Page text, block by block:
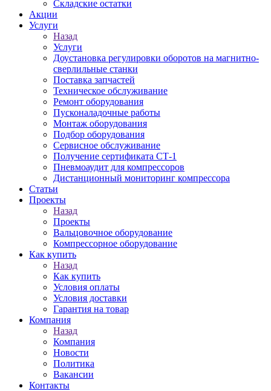
Складские остатки
Акции
Услуги
Назад
Услуги
Доустановка регулировки оборотов на магнитно-
сверлильные станки
Поставка запчастей
Техническое обслуживание
Ремонт оборудования
Пусконаладочные работы
Монтаж оборудования
Подбор оборудования
Сервисное обслуживание
Получение сертификата СТ-1
Пневмоаудит для компрессоров
Дистанционный мониторинг компрессора
Статьи
Проекты
Назад
Проекты
Вальцовочное оборудование
Компрессорное оборудование
Как купить
Назад
Как купить
Условия оплаты
Условия доставки
Гарантия на товар
Компания
Назад
Компания
Новости
Политика
Вакансии
Контакты